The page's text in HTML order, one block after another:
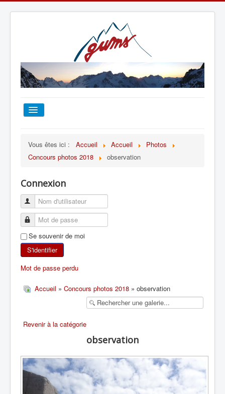
TOUT SUR LE GUMS
ESCALADE
ALPINISME
SKI DE RANDONNÉE
RANDONNÉE SPORTIVE
Vous êtes ici : Accueil Accueil
Photos
Concours photos 2018
observation
Connexion
Se souvenir de moi
S'identifier
Mot de passe perdu
Accueil » Concours photos 2018 » observation
Revenir à la catégorie
observation